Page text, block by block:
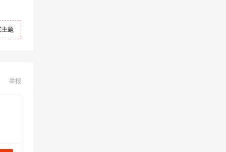
主题
举报